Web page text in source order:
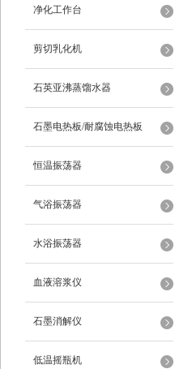
净化工作台
剪切乳化机
石英亚沸蒸馏水器
石墨电热板/耐腐蚀电热板
恒温振荡器
气浴振荡器
水浴振荡器
血液溶浆仪
石墨消解仪
低温摇瓶机